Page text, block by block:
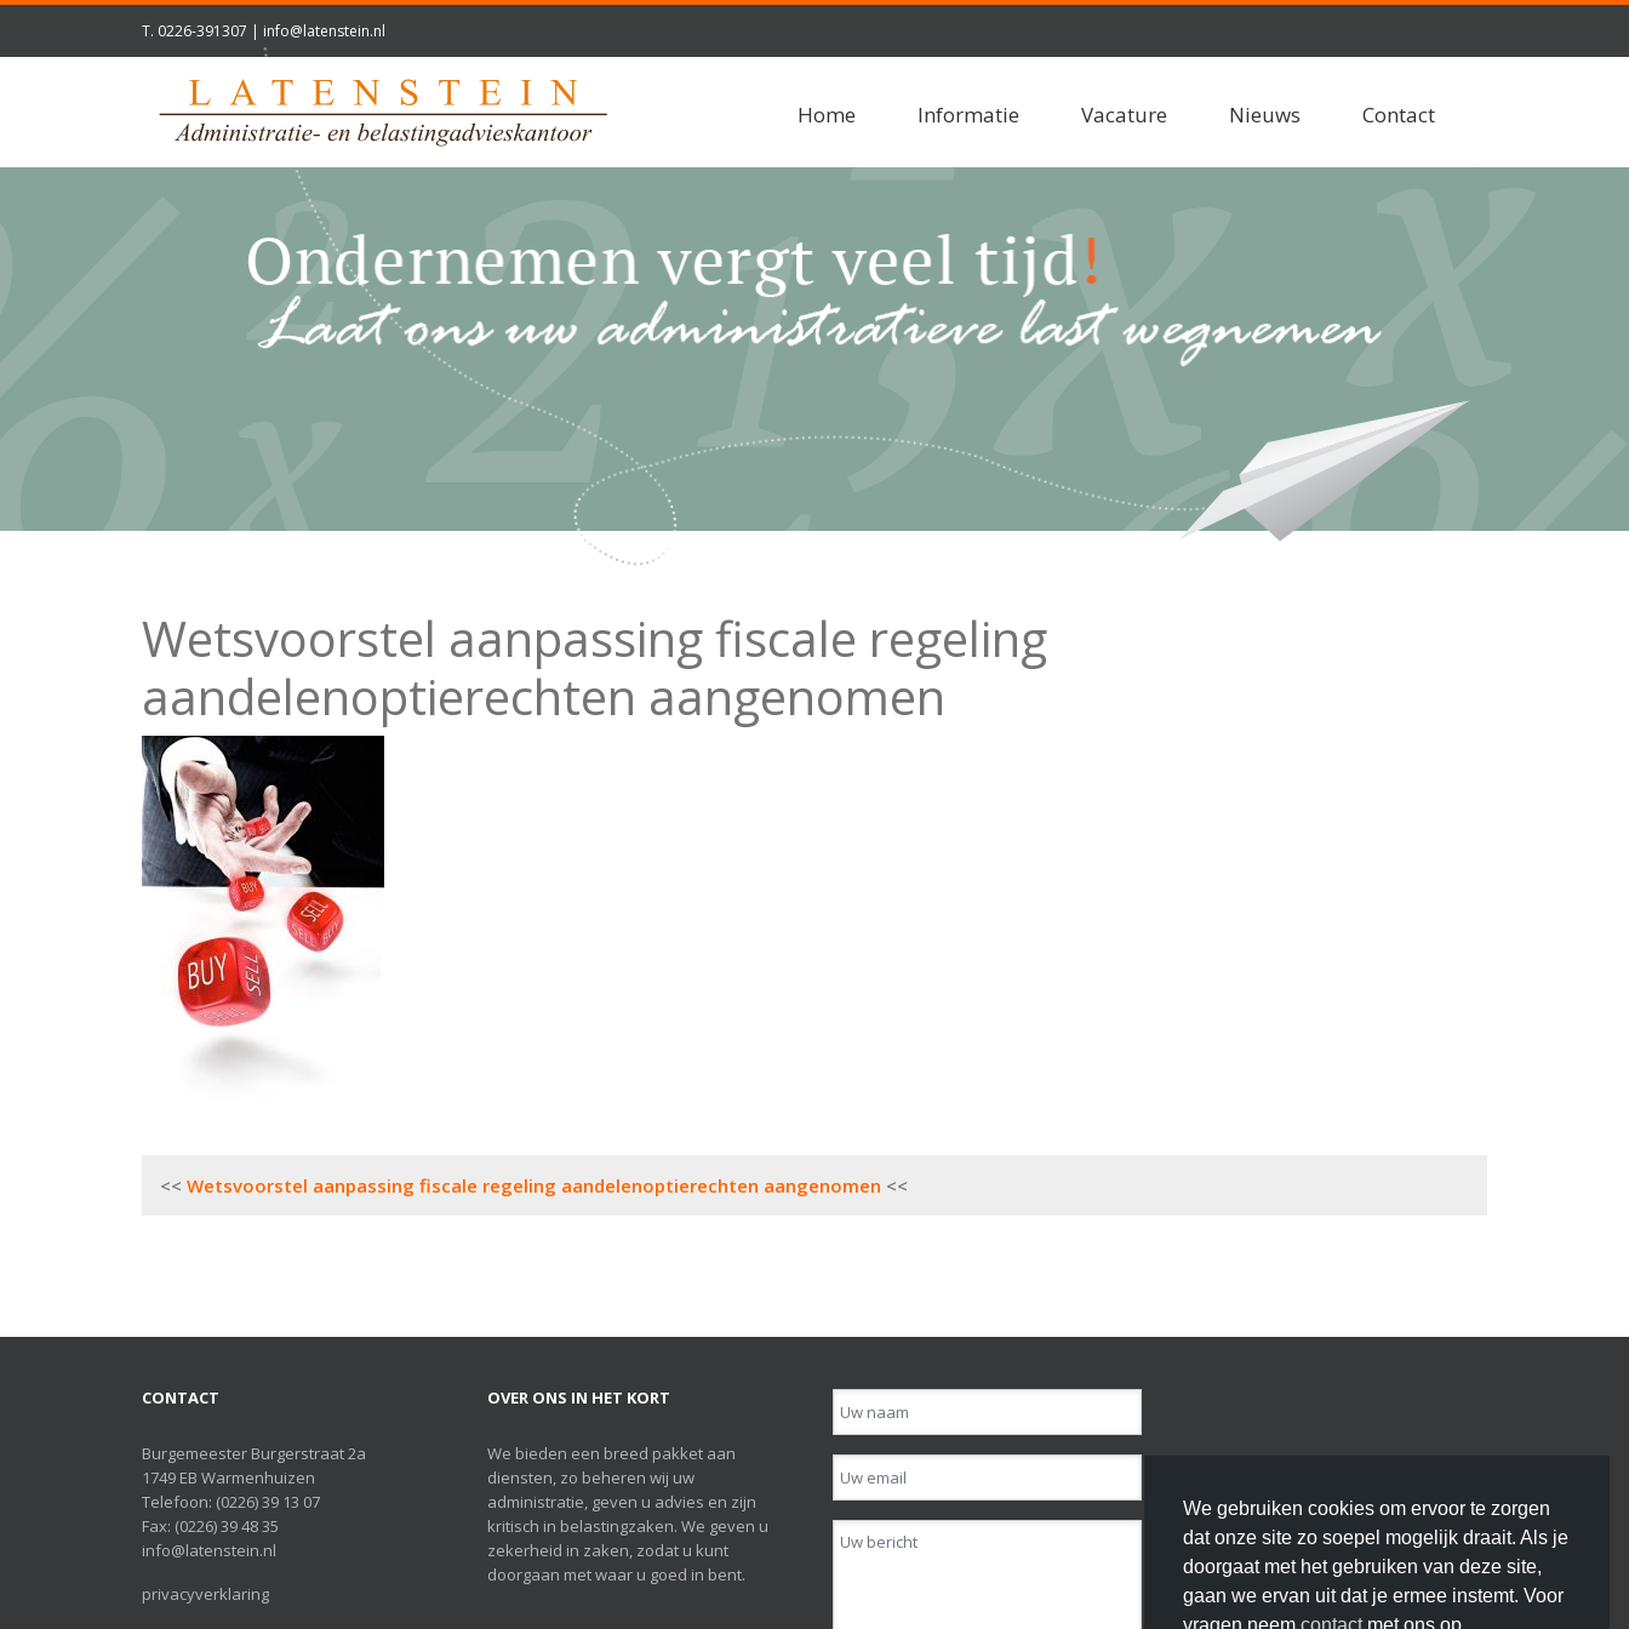
T. 0226-391307 | info@latenstein.nl
Home Informatie Vacature Nieuws Contact
Wetsvoorstel aanpassing fiscale regeling
aandelenoptierechten aangenomen
Bericht
Wetsvoorstel aanpassing fiscale regeling aandelenoptierechten aangenomen
CONTACT
Burgemeester Burgerstraat 2a
1749 EB Warmenhuizen
Telefoon: (0226) 39 13 07
Fax: (0226) 39 48 35
info@latenstein.nl
privacyverklaring
OVER ONS IN HET KORT
We bieden een breed pakket aan
diensten, zo beheren wij uw
administratie, geven u advies en zijn
kritisch in belastingzaken. We geven u
zekerheid in zaken, zodat u kunt
doorgaan met waar u goed in bent.
We gebruiken cookies om ervoor te zorgen
dat onze site zo soepel mogelijk draait. Als je
doorgaat met het gebruiken van deze site,
gaan we ervan uit dat je ermee instemt. Voor
vragen neem contactmet ons op.